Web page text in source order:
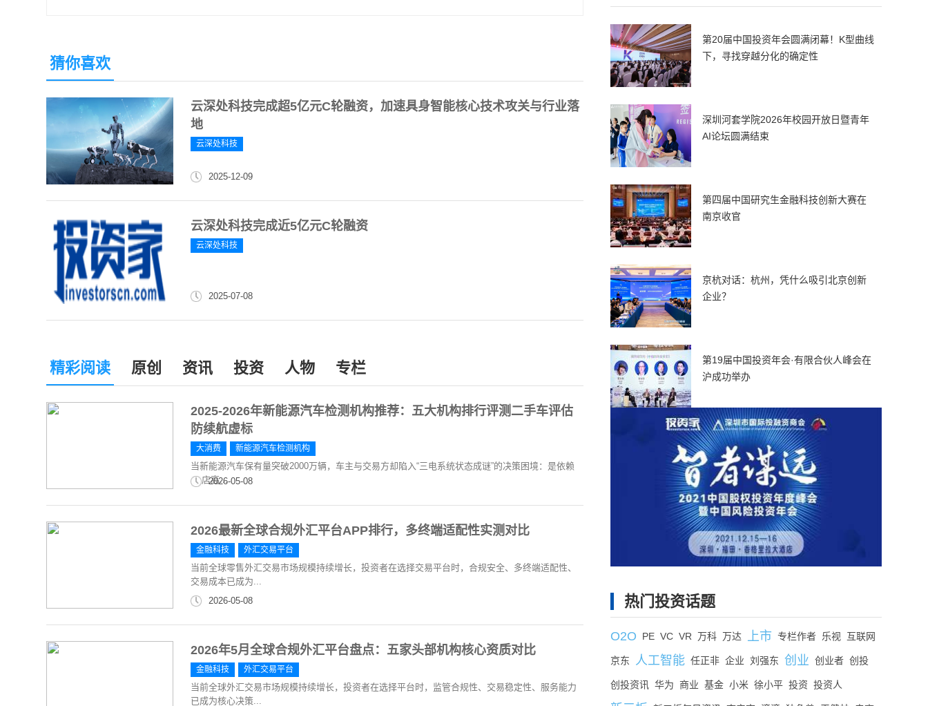
猜你喜欢
云深处科技完成超5亿元C轮融资，加速具身智能核心技术攻关与行业落
地
云深处科技
2025-12-09
云深处科技完成近5亿元C轮融资
云深处科技
2025-07-08
精彩阅读 原创 资讯 投资 人物 专栏
2025-2026年新能源汽车检测机构推荐：五大机构排行评测二手车评估
防续航虚标
大消费 新能源汽车检测机构
当新能源汽车保有量突破2000万辆，车主与交易方却陷入“三电系统状态成谜”的决策困境：是依赖
4S店高...2026-05-08
2026最新全球合规外汇平台APP排行，多终端适配性实测对比
金融科技 外汇交易平台
当前全球零售外汇交易市场规模持续增长，投资者在选择交易平台时，合规安全、多终端适配性、
交易成本已成为...
2026-05-08
2026年5月全球合规外汇平台盘点：五家头部机构核心资质对比
金融科技 外汇交易平台
当前全球外汇交易市场规模持续增长，投资者在选择平台时，监管合规性、交易稳定性、服务能力
已成为核心决策...
第20届中国投资年会圆满闭幕！K型曲线
下，寻找穿越分化的确定性
深圳河套学院2026年校园开放日暨青年
AI论坛圆满结束
第四届中国研究生金融科技创新大赛在
南京收官
京杭对话：杭州，凭什么吸引北京创新
企业？
第19届中国投资年会·有限合伙人峰会在
沪成功举办
热门投资话题
O2O PE VC VR 万科 万达 上市 专栏作者 乐视 互联网
京东 人工智能 任正非 企业 刘强东 创业 创业者 创投
创投资讯 华为 商业 基金 小米 徐小平 投资 投资人